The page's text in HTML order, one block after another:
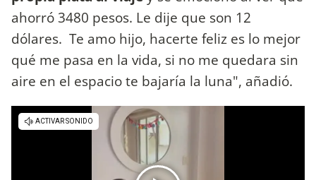
ahorró 3480 pesos. Le dije que son 12
dólares. Te amo hijo, hacerte feliz es lo mejor
qué me pasa en la vida, si no me quedara sin
aire en el espacio te bajaría la luna", añadió.